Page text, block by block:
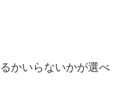
かいらないかが選べ